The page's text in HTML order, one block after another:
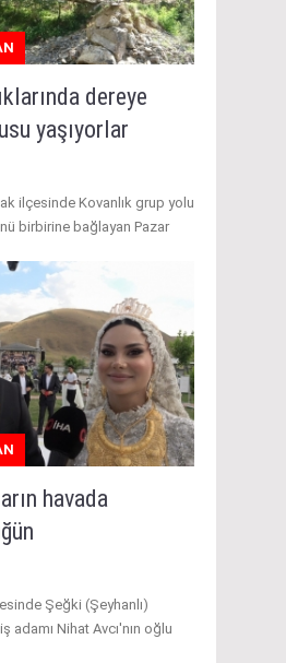
dereye
yaşıyorlar
ilçesinde Kovanlık grup yolu
birbirine bağlayan Pazar
havada
Şeğki (Şeyhanlı)
adamı Nihat Avcı'nın oğlu